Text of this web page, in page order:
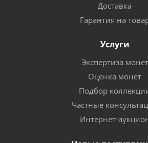
Доставка
Гарантия на
Услуги
Экспертиза монет
Оценка монет
Подбор
Частные
Интернет-